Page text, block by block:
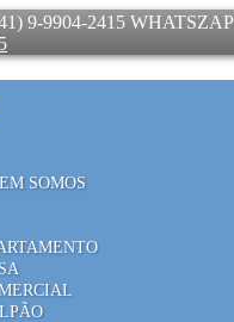
9-9904-2415
SOMOS